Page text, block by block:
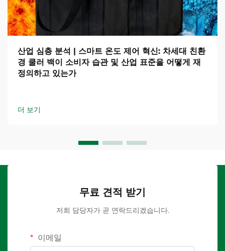
산업 심층 분석 | 스마트 온도 제어 혁신: 차세대 친환
경 쿨러 백이 소비자 습관 및 산업 표준을 어떻게 재
정의하고 있는가
더 보기
무료 견적 받기
저희 담당자가 곧 연락드리겠습니다.
이메일